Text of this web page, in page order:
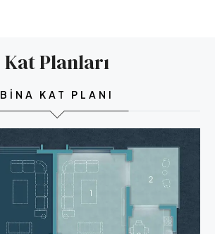
Kat Planları
BINA KAT PLANI